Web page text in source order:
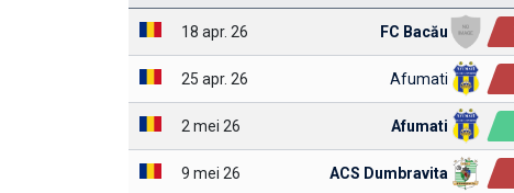
18 apr. 26 FC Bacău
25 apr. 26 Afumati
2 mei 26 Afumati
9 mei 26 ACS Dumbravita